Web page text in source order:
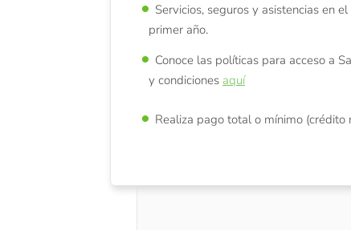
Servicios, seguros y asistencias en
primer año.
Conoce las políticas para acceso a
y condiciones aquí
Realiza pago total o mínimo (crédito